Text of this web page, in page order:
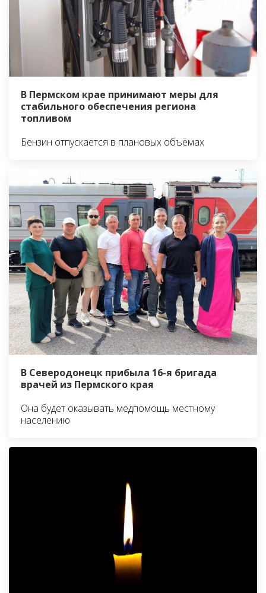
В Пермском крае принимают меры для
стабильного обеспечения региона
топливом
Бензин отпускается в плановых объёмах
В Северодонецк прибыла 16-я бригада
врачей из Пермского края
Она будет оказывать медпомощь местному
населению